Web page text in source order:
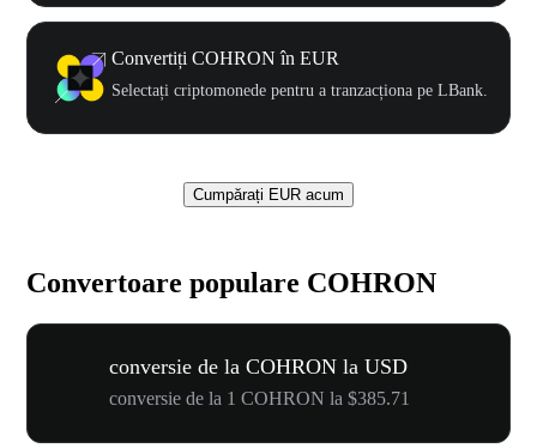
Convertiți COHRON în EUR
Selectați criptomonede pentru a tranzacționa pe LBank.
Cumpărați EUR acum
Convertoare populare COHRON
conversie de la COHRON la USD
conversie de la 1 COHRON la $385.71